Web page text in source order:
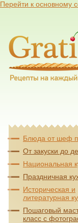
Перейти к основному
Блюда от шеф
От закуски до
Национальная
Праздничная
Историческая и
литературная
Пошаговый
класс с